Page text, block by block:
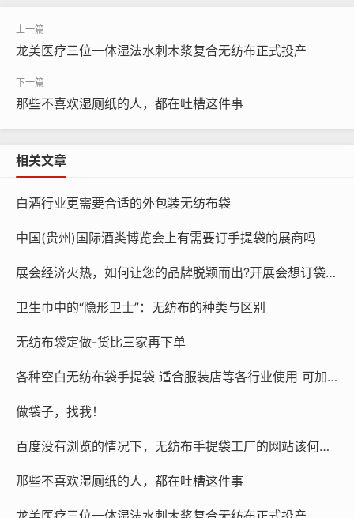
桶水件的寿命，因为每个按钮的按压次数都是有限
2、拨动花洒出水孔可除水垢
花洒使用久了，就会出现出水孔堵塞，出水不畅的
问题。我们一般的路径是，凑合先用着，等到合适
时机再换一个。
可它是实打实的功能性设计，当出水孔积累水垢的
时候，只需要拨弄一下上面的硅胶粒，出水孔的水
垢，就能清理掉，重新实现花洒通畅。
龙美医疗三位一体湿法水刺木浆复合无纺布正式投产
那些不喜欢湿厕纸的人，都在吐槽这件事
相关文章
白酒行业更需要合适的外包装无纺布袋
中国(贵州)国际酒类博览会上有需要订手提袋的展商吗
展会经济火热，如何让您的品牌脱颖而出?开展会想订袋子？找15225080030
卫生巾中的“隐形卫士”：无纺布的种类与区别
无纺布袋定做-货比三家再下单
各种空白无纺布袋手提袋 适合服装店等各行业使用 可加印内容 空白袋100个起发，加印内容1000条起 量大价优
做袋子，找我！
百度没有浏览的情况下，无纺布手提袋工厂的网站该何去何从？
那些不喜欢湿厕纸的人，都在吐槽这件事